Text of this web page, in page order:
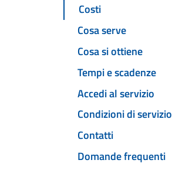
Costi
Cosa serve
Cosa si ottiene
Tempi e scadenze
Accedi al servizio
Condizioni di servizio
Contatti
Domande frequenti